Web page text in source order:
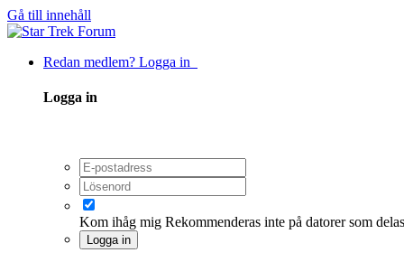
Gå till innehåll
Redan medlem? Logga in
Logga in
Kom ihåg mig Rekommenderas inte på datorer som
Logga in